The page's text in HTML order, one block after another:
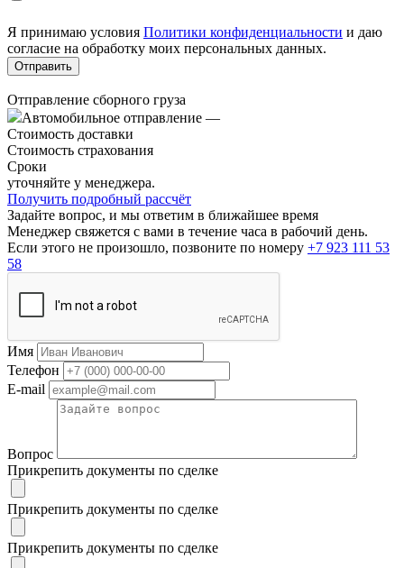
Я принимаю условия Политики конфиденциальности и даю
согласие на обработку моих персональных данных.
Отправление сборного груза
Автомобильное отправление —
Стоимость доставки
Стоимость страхования
Сроки
уточняйте у менеджера.
Получить подробный рассчёт
Задайте вопрос, и мы ответим в ближайшее время
Менеджер свяжется с вами в течение часа в рабочий день.
Если этого не произошло, позвоните по номеру +7 923 111 53
58
Имя
Телефон
E-mail
Вопрос
Прикрепить документы по сделке
Прикрепить документы по сделке
Прикрепить документы по сделке